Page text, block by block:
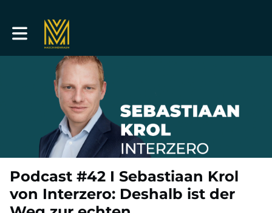
Toggle main navigation
Podcast #42 I Sebastiaan Krol
von Interzero: Deshalb ist der